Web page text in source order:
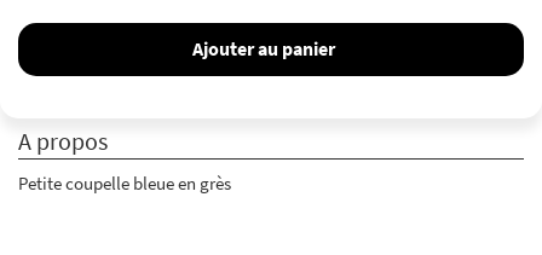
Ajouter au panier
A propos
Petite coupelle bleue en grès